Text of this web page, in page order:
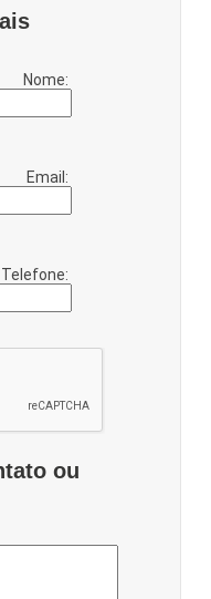
Nome:
Email:
Telefone:
ou